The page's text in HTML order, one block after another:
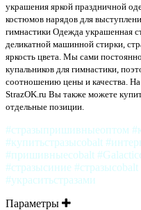
украшения яркой праздничной
костюмов нарядов для
гимнастики Одежда украшенная
деликатной машинной стирки,
яркость цвета. Мы сами
купальников для гимнастики,
соотношению цены и качества.
StrazOK.ru Вы также можете
отдельные позиции.
#стразыпришивныеоптом
#купитьстразыcobalt
#пришивныеcobalt
#стразысиние
#украситьстразами
Параметры